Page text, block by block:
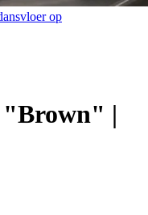
op
"Brown" |